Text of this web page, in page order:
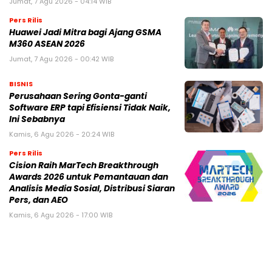
Pers Rilis
Huawei Jadi Mitra bagi Ajang GSMA
M360 ASEAN 2026
Jumat, 7 Agu 2026 - 00:42 WIB
BISNIS
Perusahaan Sering Gonta-ganti
Software ERP tapi Efisiensi Tidak Naik,
Ini Sebabnya
Kamis, 6 Agu 2026 - 20:24 WIB
Pers Rilis
Cision Raih MarTech Breakthrough
Awards 2026 untuk Pemantauan dan
Analisis Media Sosial, Distribusi Siaran
Pers, dan AEO
Kamis, 6 Agu 2026 - 17:00 WIB